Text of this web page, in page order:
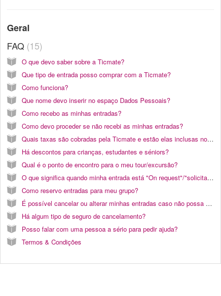
Geral
FAQ 15
O que devo saber sobre a Ticmate?
Que tipo de entrada posso comprar com a Ticmate?
Como funciona?
Que nome devo inserir no espaço Dados Pessoais?
Como recebo as minhas entradas?
Como devo proceder se não recebi as minhas entradas?
Quais taxas são cobradas pela Ticmate e estão elas inclusas no preço das entradas?
Há descontos para crianças, estudantes e séniors?
Qual é o ponto de encontro para o meu tour/excursão?
O que significa quando minha entrada está "On request"/"solicitação de reserva"?
Como reservo entradas para meu grupo?
É possível cancelar ou alterar minhas entradas caso não possa utiliza-las?
Há algum tipo de seguro de cancelamento?
Posso falar com uma pessoa a sério para pedir ajuda?
Termos & Condições